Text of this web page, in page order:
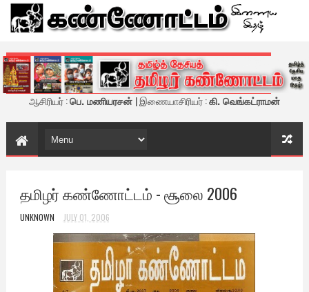
கண்ணோட்டம் - இணைய இதழ்
ஆசிரியர் :பெ. மணியரசன் | இணையாசிரியர் :கி. வெங்கட்ராமன்
தமிழர் கண்ணோட்டம் - சூலை 2006
UNKNOWN JULY 01, 2006